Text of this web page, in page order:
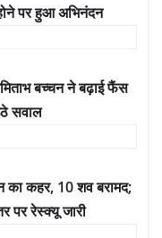
पर हुआ अभिनंदन
बच्चन ने बढ़ाई फैंस
सवाल
का कहर, 10 शव बरामद;
पर रेस्क्यू जारी